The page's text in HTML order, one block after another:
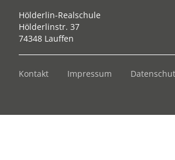
Hölderlin-Realschule
Hölderlinstr. 37
74348 Lauffen
Kontakt Impressum